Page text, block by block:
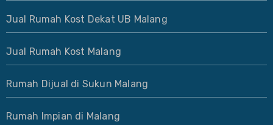
Jual Rumah Kost Dekat UB Malang
Jual Rumah Kost Malang
Rumah Dijual di Sukun Malang
Rumah Impian di Malang